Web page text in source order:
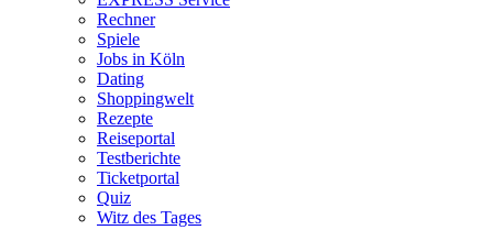
Rechner
Spiele
Jobs in Köln
Dating
Shoppingwelt
Rezepte
Reiseportal
Testberichte
Ticketportal
Quiz
Witz des Tages